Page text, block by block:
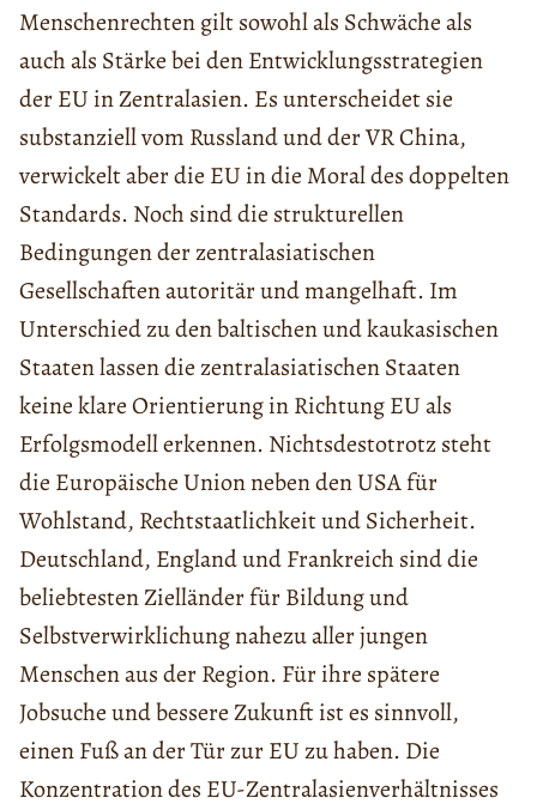
Menschenrechten gilt sowohl als Schwäche als
auch als Stärke bei den Entwicklungsstrategien
der EU in Zentralasien. Es unterscheidet sie
substanziell vom Russland und der VR China,
verwickelt aber die EU in die Moral des doppelten
Standards. Noch sind die strukturellen
Bedingungen der zentralasiatischen
Gesellschaften autoritär und mangelhaft. Im
Unterschied zu den baltischen und kaukasischen
Staaten lassen die zentralasiatischen Staaten
keine klare Orientierung in Richtung EU als
Erfolgsmodell erkennen. Nichtsdestotrotz steht
die Europäische Union neben den USA für
Wohlstand, Rechtstaatlichkeit und Sicherheit.
Deutschland, England und Frankreich sind die
beliebtesten Zielländer für Bildung und
Selbstverwirklichung nahezu aller jungen
Menschen aus der Region. Für ihre spätere
Jobsuche und bessere Zukunft ist es sinnvoll,
einen Fuß an der Tür zur EU zu haben. Die
Konzentration des EU-Zentralasienverhältnisses